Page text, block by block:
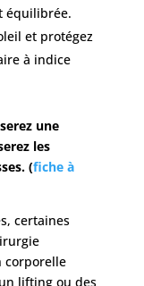
équilibrée.
et protégez
à indice
une
les
(fiche à
certaines
corporelle
lifting ou des